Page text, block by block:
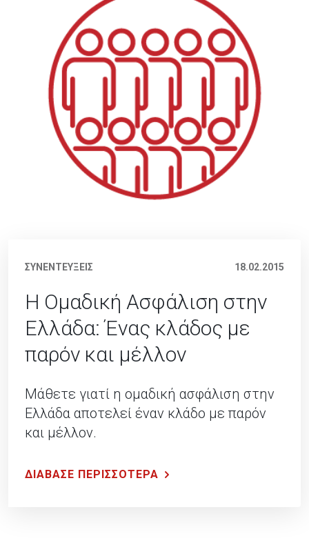
ΣΥΝΕΝΤΕΥΞΕΙΣ 18.02.2015
Η Ομαδική Ασφάλιση στην
Ελλάδα: Ένας κλάδος με
παρόν και μέλλον
Μάθετε γιατί η ομαδική ασφάλιση στην
Ελλάδα αποτελεί έναν κλάδο με παρόν
και μέλλον.
ΔΙΑΒΑΣΕ ΠΕΡΙΣΣΟΤΕΡΑ